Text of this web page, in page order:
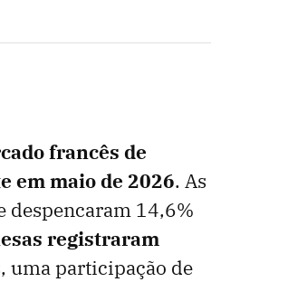
francês de
em maio de 2026. As
despencaram 14,6%
registraram
uma participação de